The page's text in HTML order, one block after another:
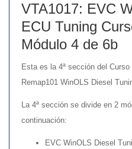
VTA1017: EVC
ECU Tuning
Módulo 4 de 6b
Esta es la 4ª sección del
Remap101 WinOLS Diesel
La 4ª sección se divide en 2
continuación:
EVC WinOLS Diesel